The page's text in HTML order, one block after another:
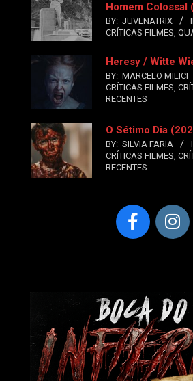
Homem Colossal
BY: JUVENATRIX
CRÍTICAS FILMES,
Heresy / Witte
BY: MARCELO MILICI
CRÍTICAS FILMES,
RECENTES
O Sétimo Dia
BY: SILVIA FARIA
CRÍTICAS FILMES,
RECENTES